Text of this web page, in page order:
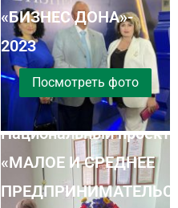
«БИЗНЕС ДОНА»-
2023
Посмотреть фото
Национальный проект
«МАЛОЕ И СРЕДНЕЕ